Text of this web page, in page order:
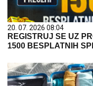
20. 07. 2026 08:04
REGISTRUJ SE UZ
1500 BESPLATNIH